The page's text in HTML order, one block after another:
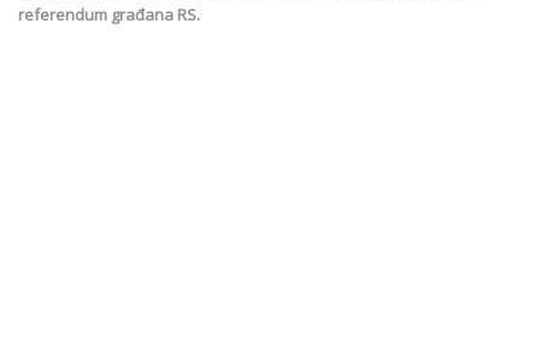
referendum građana RS.